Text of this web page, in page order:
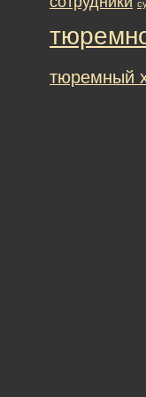
тюремный